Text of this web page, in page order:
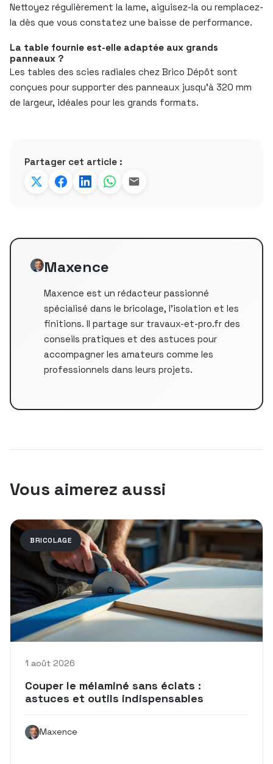
Nettoyez régulièrement la lame, aiguisez-la ou remplacez-
la dès que vous constatez une baisse de performance.
La table fournie est-elle adaptée aux grands
panneaux ?
Les tables des scies radiales chez Brico Dépôt sont
conçues pour supporter des panneaux jusqu’à 320 mm
de largeur, idéales pour les grands formats.
Partager cet article :
Maxence
Maxence est un rédacteur passionné
spécialisé dans le bricolage, l'isolation et les
finitions. Il partage sur travaux-et-pro.fr des
conseils pratiques et des astuces pour
accompagner les amateurs comme les
professionnels dans leurs projets.
Vous aimerez aussi
BRICOLAGE
1 août 2026
Couper le mélaminé sans éclats :
astuces et outils indispensables
Maxence